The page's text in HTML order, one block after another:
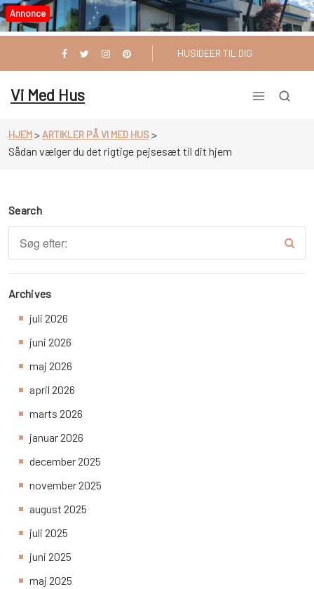
Videre
til
Annonce
HUSIDEER TIL DIG
Vi Med Hus
HJEM> ARTIKLER PÅ VI MED HUS>
Sådan vælger du det rigtige pejsesæt til dit hjem
Search
Archives
juli 2026
juni 2026
maj 2026
april 2026
marts 2026
januar 2026
december 2025
november 2025
august 2025
juli 2025
juni 2025
maj 2025